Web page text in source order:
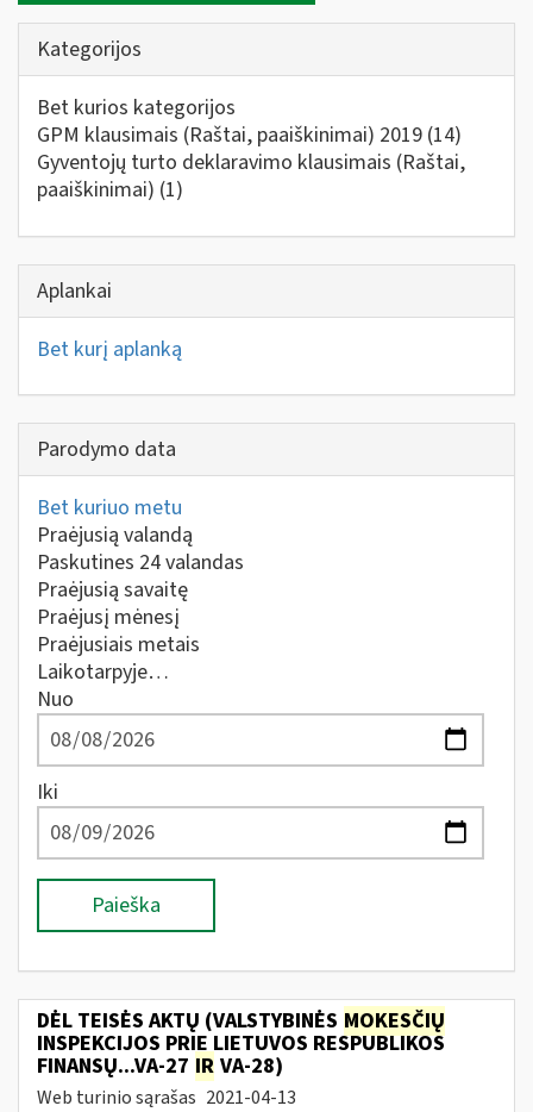
Kategorijos
Bet kurios kategorijos
GPM klausimais (Raštai, paaiškinimai) 2019 (14)
Gyventojų turto deklaravimo klausimais (Raštai,
paaiškinimai) (1)
Aplankai
Bet kurį aplanką
Parodymo data
Bet kuriuo metu
Praėjusią valandą
Paskutines 24 valandas
Praėjusią savaitę
Praėjusį mėnesį
Praėjusiais metais
Laikotarpyje…
Nuo
Iki
Paieška
DĖL TEISĖS AKTŲ (VALSTYBINĖS MOKESČIŲ
INSPEKCIJOS PRIE LIETUVOS RESPUBLIKOS
FINANSŲ...VA-27 IR VA-28)
Web turinio sąrašas 2021-04-13